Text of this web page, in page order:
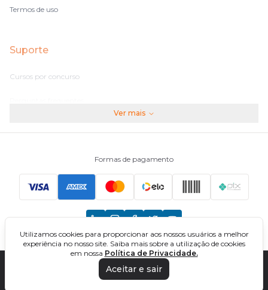
Termos de uso
Suporte
Cursos por concurso
Principais Concursos
CNU
TCU
Ver mais
Formas de pagamento
DIREÇÃO CONCURSOS - CURSOS ONLINE PARA CONCURSOS. TODOS OS
DIREITOS RESERVADOS. CNPJ: 32.161.525/0001-03
Utilizamos cookies para proporcionar aos nossos usuários a melhor
experiência no nosso site. Saiba mais sobre a utilização de cookies
em nossa Política de Privacidade.
Aceitar e sair